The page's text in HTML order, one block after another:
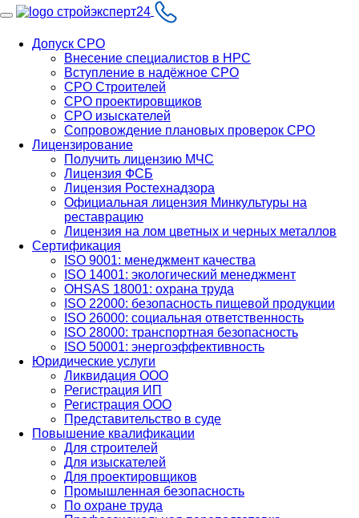
Допуск СРО
Внесение специалистов в НРС
Вступление в надёжное СРО
СРО Строителей
СРО проектировщиков
СРО изыскателей
Сопровождение плановых проверок СРО
Лицензирование
Получить лицензию МЧС
Лицензия ФСБ
Лицензия Ростехнадзора
Официальная лицензия Минкультуры на
реставрацию
Лицензия на лом цветных и черных металлов
Сертификация
ISO 9001: менеджмент качества
ISO 14001: экологический менеджмент
OHSAS 18001: охрана труда
ISO 22000: безопасность пищевой продукции
ISO 26000: социальная ответственность
ISO 28000: транспортная безопасность
ISO 50001: энергоэффективность
Юридические услуги
Ликвидация ООО
Регистрация ИП
Регистрация ООО
Представительство в суде
Повышение квалификации
Для строителей
Для изыскателей
Для проектировщиков
Промышленная безопасность
По охране труда